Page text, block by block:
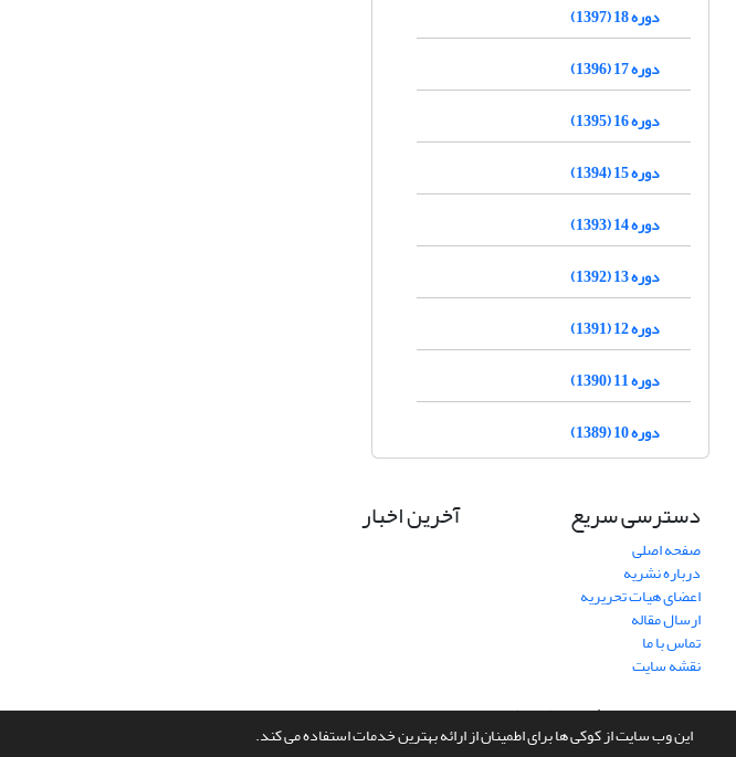
این وب سایت از کوکی ها برای اطمینان از ارائه بهترین خدمات استفاده می کند.
دوره 18 (1397)
دوره 17 (1396)
دوره 16 (1395)
دوره 15 (1394)
دوره 14 (1393)
دوره 13 (1392)
دوره 12 (1391)
دوره 11 (1390)
دوره 10 (1389)
دسترسی سریع
صفحه اصلی
درباره نشریه
اعضای هیات تحریریه
ارسال مقاله
تماس با ما
نقشه سایت
آخرین اخبار
سامانه مدیریت نشریات علمی.طراحی و پیاده سازی ازسیناوب